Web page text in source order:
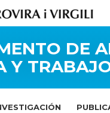
DE
Y